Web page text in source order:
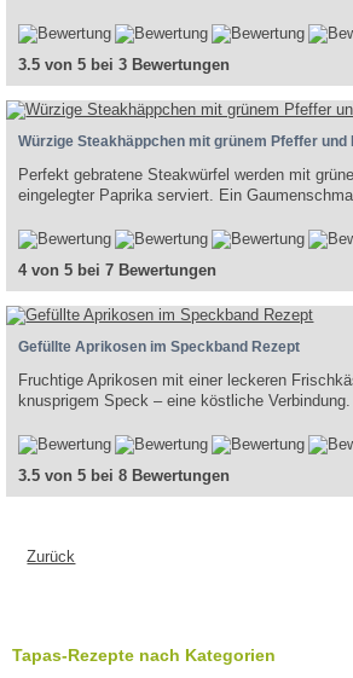
3.5 von 5 bei 3 Bewertungen
Würzige Steakhäppchen mit grünem Pfeffer und
Perfekt gebratene Steakwürfel werden mit
eingelegter Paprika serviert. Ein
4 von 5 bei 7 Bewertungen
Gefüllte Aprikosen im Speckband Rezept
Fruchtige Aprikosen mit einer leckeren
knusprigem Speck – eine köstliche
3.5 von 5 bei 8 Bewertungen
Zurück
Tapas-Rezepte nach Kategorien